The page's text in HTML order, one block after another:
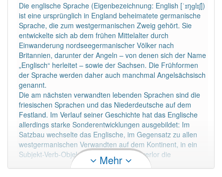
Die englische Sprache (Eigenbezeichnung: English [ˈɪŋɡlɪʃ])
ist eine ursprünglich in England beheimatete germanische
Sprache, die zum westgermanischen Zweig gehört. Sie
entwickelte sich ab dem frühen Mittelalter durch
Einwanderung nordseegermanischer Völker nach
Britannien, darunter der Angeln – von denen sich der Name
„Englisch“ herleitet – sowie der Sachsen. Die Frühformen
der Sprache werden daher auch manchmal Angelsächsisch
genannt.
Die am nächsten verwandten lebenden Sprachen sind die
friesischen Sprachen und das Niederdeutsche auf dem
Festland. Im Verlauf seiner Geschichte hat das Englische
allerdings starke Sonderentwicklungen ausgebildet: Im
Satzbau wechselte das Englische, im Gegensatz zu allen
westgermanischen Verwandten auf dem Kontinent, in ein
Subjekt-Verb-Objekt-Schema über und verlor die
Verbzweiteigenschaft. Mehr lesen
Mehr